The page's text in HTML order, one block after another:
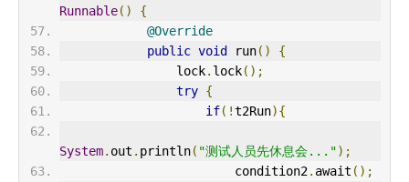
Runnable()
{
@Override
public void run()
{
                lock
. lock();
try {
if(!t2Run){
System. out . println( "测试人员先休息会...");
                        condition2
. await ();